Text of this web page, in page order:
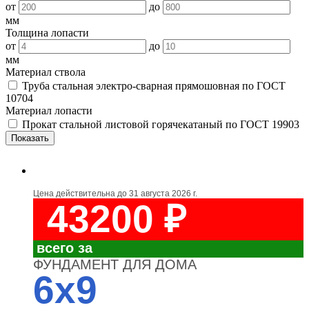
от
до
мм
Толщина лопасти
от
до
мм
Материал ствола
Труба стальная электро-сварная прямошовная по ГОСТ
10704
Материал лопасти
Прокат стальной листовой горячекатаный по ГОСТ 19903
Цена действительна до 31 августа 2026 г.
43200 ₽
всего за
ФУНДАМЕНТ ДЛЯ ДОМА
6x9